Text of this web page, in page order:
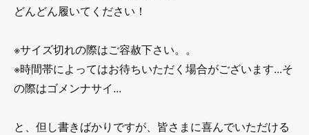
どんどん履いてください！
※サイズ切れの際はご容赦下さい。。
※時間帯によってはお待ちいただく場合がございます...そ
の際はゴメンナサイ...
と、但し書きばかりですが、皆さまに喜んでいただける